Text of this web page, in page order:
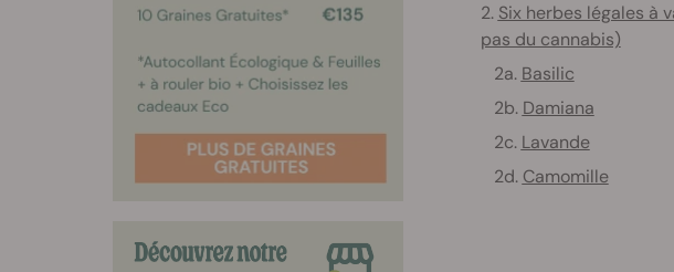
2. Six herbes légales à
pas du cannabis)
2a. Basilic
2b. Damiana
2c. Lavande
2d. Camomille